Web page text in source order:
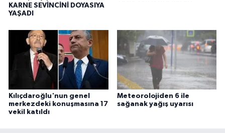
KARNE SEVİNCİNİ DOYASIYA
YAŞADI
Kılıçdaroğlu'nun genel
merkezdeki konuşmasına 17
vekil katıldı
Meteorolojiden 6 ile
sağanak yağış uyarısı